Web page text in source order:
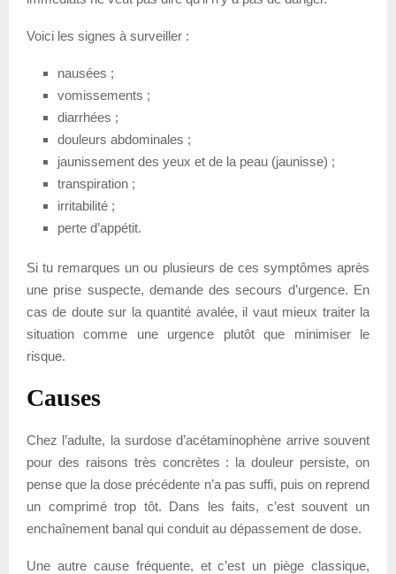
Voici les signes à surveiller :
nausées ;
vomissements ;
diarrhées ;
douleurs abdominales ;
jaunissement des yeux et de la peau (jaunisse) ;
transpiration ;
irritabilité ;
perte d’appétit.
Si tu remarques un ou plusieurs de ces symptômes après
une prise suspecte, demande des secours d’urgence. En
cas de doute sur la quantité avalée, il vaut mieux traiter la
situation comme une urgence plutôt que minimiser le
risque.
Causes
Chez l’adulte, la surdose d’acétaminophène arrive souvent
pour des raisons très concrètes : la douleur persiste, on
pense que la dose précédente n’a pas suffi, puis on reprend
un comprimé trop tôt. Dans les faits, c’est souvent un
enchaînement banal qui conduit au dépassement de dose.
Une autre cause fréquente, et c’est un piège classique,